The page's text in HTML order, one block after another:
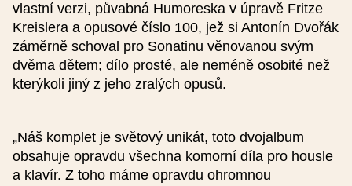
vlastní verzi, půvabná Humoreska v úpravě Fritze
Kreislera a opusové číslo 100, jež si Antonín Dvořák
záměrně schoval pro Sonatinu věnovanou svým
dvěma dětem; dílo prosté, ale neméně osobité než
kterýkoli jiný z jeho zralých opusů.
„Náš komplet je světový unikát, toto dvojalbum
obsahuje opravdu všechna komorní díla pro housle
a klavír. Z toho máme opravdu ohromnou
Webová stránka (česky)
Webová stránka (anglicky)
Popis (50-230 znaků) (česky)